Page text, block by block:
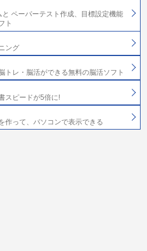
ペーパーテスト作成、目標設定機能
ト
ング
トレ・脳活ができる無料の脳活ソフト
スピードが5倍に!
作って、パソコンで表示できる